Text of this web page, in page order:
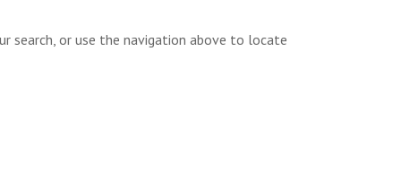
search, or use the navigation above to locate